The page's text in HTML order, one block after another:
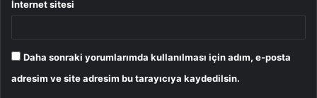
İnternet sitesi
Daha sonraki yorumlarımda kullanılması için adım, e-posta
adresim ve site adresim bu tarayıcıya kaydedilsin.